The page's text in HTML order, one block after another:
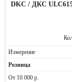
DKC / ДКС ULC615